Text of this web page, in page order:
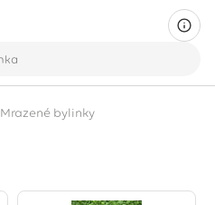
Mrazené bylinky